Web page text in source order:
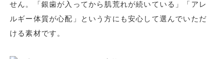
せん。「銀歯が入ってから肌荒れが続いている」「アレ
ルギー体質が心配」という方にも安心して選んでいただ
ける素材です。